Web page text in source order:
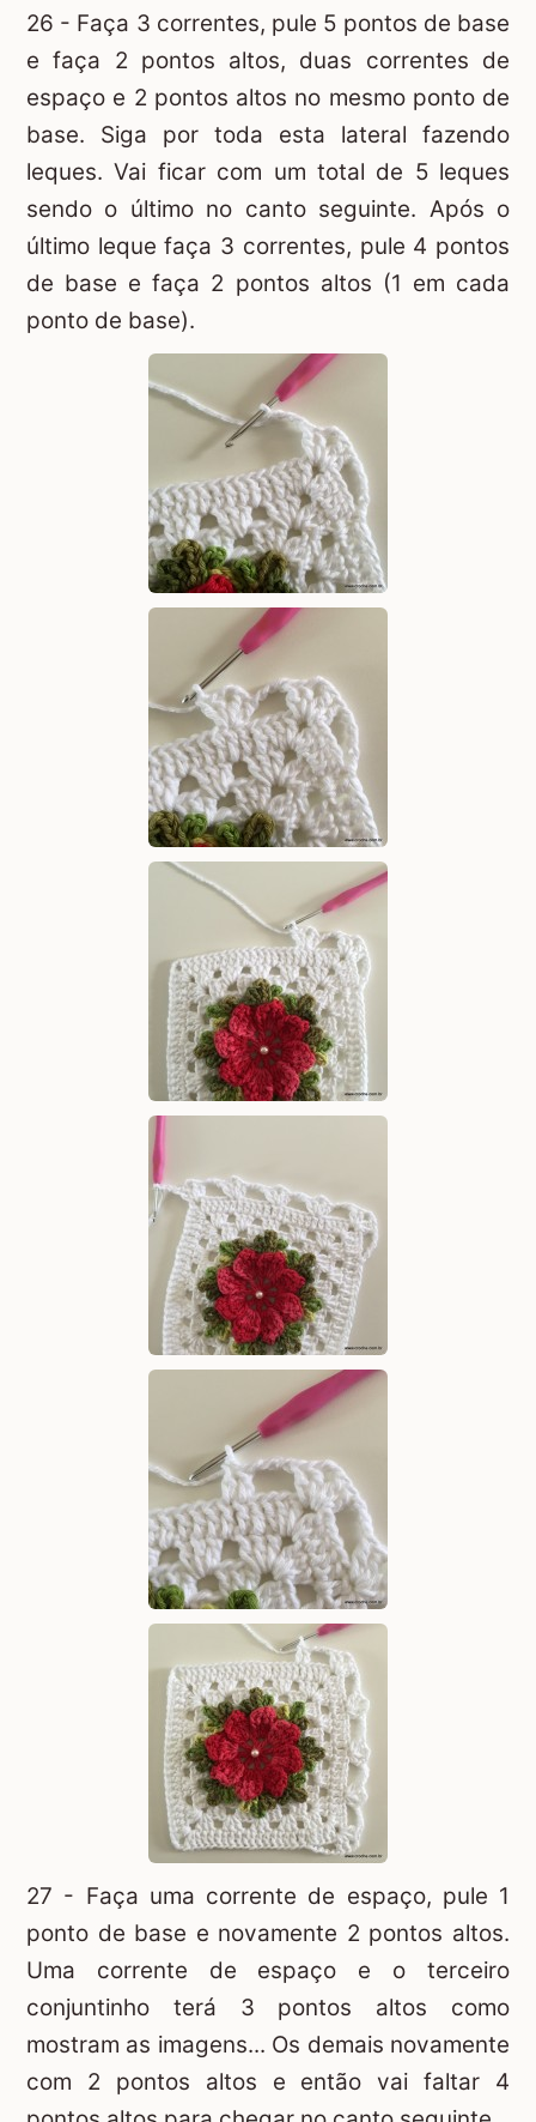
26 - Faça 3 correntes, pule 5 pontos de base
e faça 2 pontos altos, duas correntes de
espaço e 2 pontos altos no mesmo ponto de
base. Siga por toda esta lateral fazendo
leques. Vai ficar com um total de 5 leques
sendo o último no canto seguinte. Após o
último leque faça 3 correntes, pule 4 pontos
de base e faça 2 pontos altos (1 em cada
ponto de base).
27 - Faça uma corrente de espaço, pule 1
ponto de base e novamente 2 pontos altos.
Uma corrente de espaço e o terceiro
conjuntinho terá 3 pontos altos como
mostram as imagens... Os demais novamente
com 2 pontos altos e então vai faltar 4